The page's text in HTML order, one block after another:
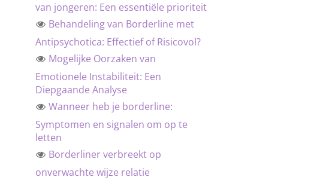
van jongeren: Een essentiële prioriteit
Behandeling van Borderline met
Antipsychotica: Effectief of Risicovol?
Mogelijke Oorzaken van
Emotionele Instabiliteit: Een
Diepgaande Analyse
Wanneer heb je borderline:
Symptomen en signalen om op te
letten
Borderliner verbreekt op
onverwachte wijze relatie